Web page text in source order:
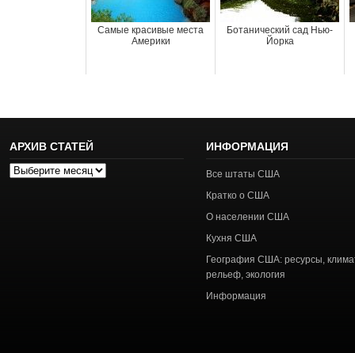
Самые красивые места
Америки
Ботанический сад Нью-
Йорка
АРХИВ СТАТЕЙ
Архив
ИНФОРМАЦИЯ
Все штаты США
Кратко о США
О населении США
Кухня США
География США: ресурсы,
рельеф, экология
Информация